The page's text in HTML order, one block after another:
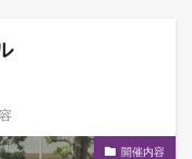
開催内容